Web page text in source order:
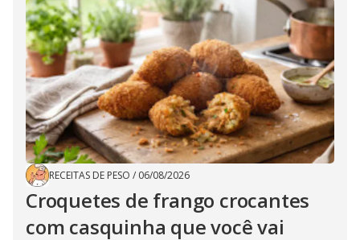
RECEITAS DE PESO / 06/08/2026
Croquetes de frango crocantes
com casquinha que você vai